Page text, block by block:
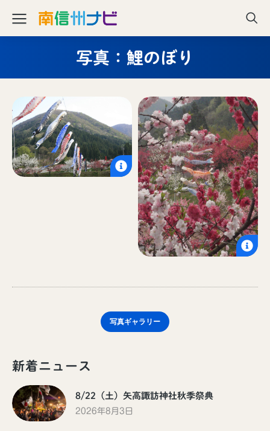
写真：鯉のぼり
写真ギャラリー
新着ニュース
8/22（土）矢高諏訪神社秋季祭典
2026年8月3日